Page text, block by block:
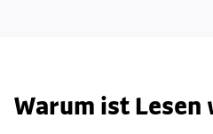
Warum ist Lesen